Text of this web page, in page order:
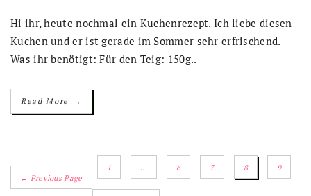
Hi ihr, heute nochmal ein Kuchenrezept. Ich liebe diesen
Kuchen und er ist gerade im Sommer sehr erfrischend.
Was ihr benötigt: Für den Teig: 150g..
Read More →
← Previous Page
1 … 6 7 8 9